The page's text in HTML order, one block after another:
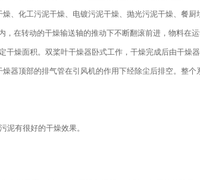
、化工污泥干燥、电镀污泥干燥、抛光污泥干燥、餐厨
在转动的干燥输送轴的推动下不断翻滚前进，物料在
燥面积。双桨叶干燥器卧式工作，干燥完成后由干燥
器顶部的排气管在引风机的作用下经除尘后排空。整个
泥有很好的干燥效果。